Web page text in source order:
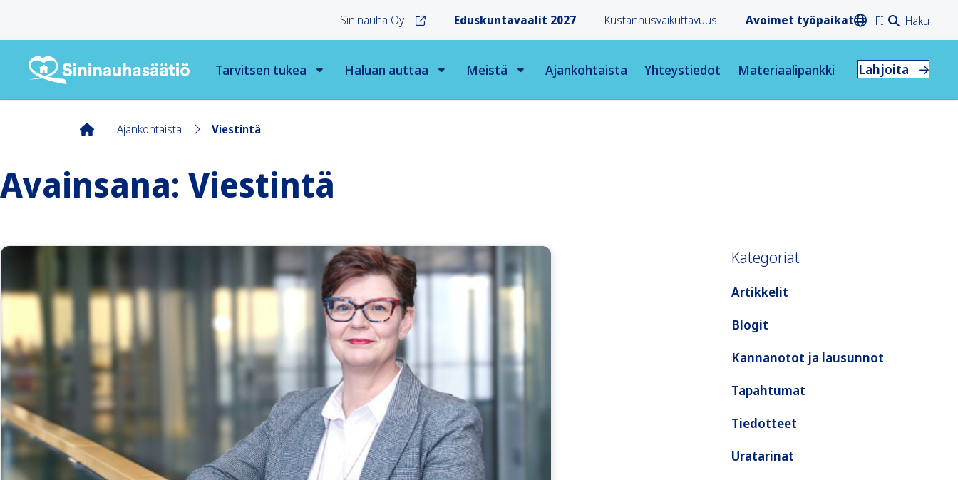
Sininauha Oy Eduskuntavaalit 2027 Kustannusvaikuttavuus Avoimet työpaikat FI Haku
Tarvitsen tukea Haluan auttaa Meistä Ajankohtaista Yhteystiedot Materiaalipankki Lahjoita
Ajankohtaista Viestintä
Avainsana: Viestintä
Kategoriat
Artikkelit
Blogit
Kannanotot ja lausunnot
Tapahtumat
Tiedotteet
Uratarinat